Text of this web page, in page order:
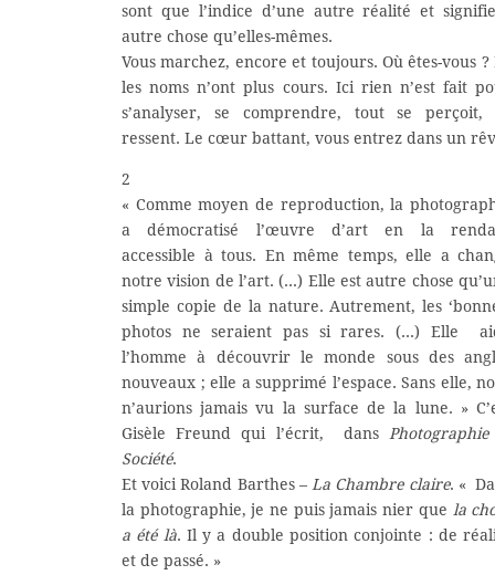
sont que l’indice d’une autre réalité et
autre chose qu’elles-mêmes.
Vous marchez, encore et toujours. Où êtes-vous ?
les noms n’ont plus cours. Ici rien n’est fait
s’analyser, se comprendre, tout se perçoit,
ressent. Le cœur battant, vous entrez dans un
2
« Comme moyen de reproduction, la
a démocratisé l’œuvre d’art en la
accessible à tous. En même temps, elle a
notre vision de l’art. (…) Elle est autre chose
simple copie de la nature. Autrement, les
photos ne seraient pas si rares. (…) Elle
l’homme à découvrir le monde sous des
nouveaux ; elle a supprimé l’espace. Sans elle,
n’aurions jamais vu la surface de la lune. »
Gisèle Freund qui l’écrit, dans
Société.
Et voici Roland Barthes – La Chambre claire. «
la photographie, je ne puis jamais nier que la
a été là. Il y a double position conjointe : de
et de passé. »